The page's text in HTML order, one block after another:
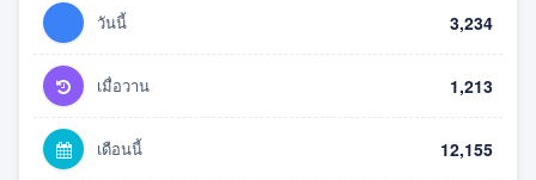
วันนี้ 3,234
เมื่อวาน 1,213
เดือนนี้ 12,155